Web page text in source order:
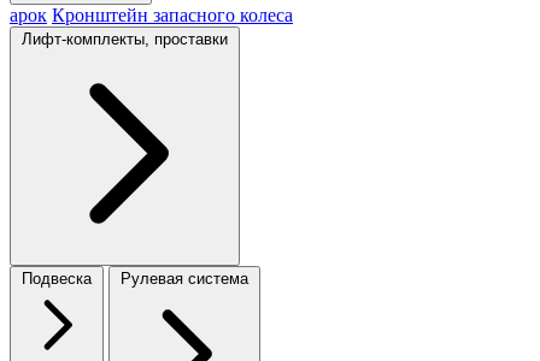
арок Кронштейн запасного колеса
Лифт-комплекты, проставки
Подвеска Рулевая система